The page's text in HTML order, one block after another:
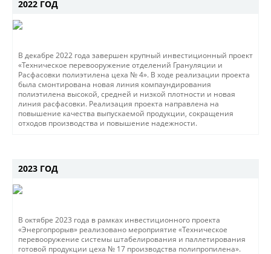
2022 ГОД
В декабре 2022 года завершен крупный инвестиционный проект
«Техническое перевооружение отделений Грануляции и
Расфасовки полиэтилена цеха № 4». В ходе реализации проекта
была смонтирована новая линия компаундирования
полиэтилена высокой, средней и низкой плотности и новая
линия расфасовки. Реализация проекта направлена на
повышение качества выпускаемой продукции, сокращения
отходов производства и повышение надежности.
2023 ГОД
В октябре 2023 года в рамках инвестиционного проекта
«Энергопрорыв» реализовано мероприятие «Техническое
перевооружение системы штабелирования и паллетирования
готовой продукции цеха № 17 производства полипропилена».